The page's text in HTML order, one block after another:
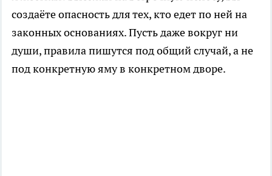
создаёте опасность для тех, кто едет по ней на
законных основаниях. Пусть даже вокруг ни
души, правила пишутся под общий случай, а не
под конкретную яму в конкретном дворе.